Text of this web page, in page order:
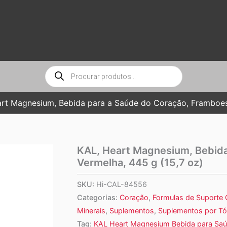
Pesquisar
produtos
Magnesium, Bebida para a Saúde do Coração,
KAL, Heart Magnesium,
Vermelha, 445 g (15,7 oz)
SKU: Hi-CAL-84556
Categorias: Coração, Formulas de Suporte
Minerais, Suplementos, Suplementos por
Tag: KAL Heart Magnesium Bebida para